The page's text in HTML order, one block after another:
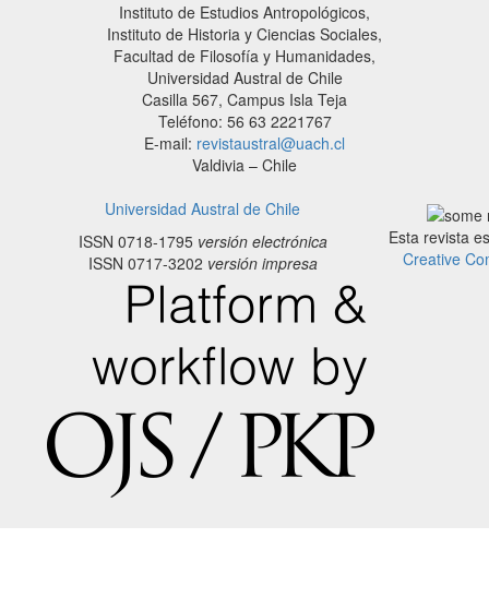
Instituto de Estudios Antropológicos,
Instituto de Historia y Ciencias Sociales,
Facultad de Filosofía y Humanidades,
Universidad Austral de Chile
Casilla 567, Campus Isla Teja
Teléfono: 56 63 2221767
E-mail: revistaustral@uach.cl
Valdivia – Chile
Universidad Austral de Chile
ISSN 0718-1795versión electrónica
ISSN 0717-3202 versión impresa
Esta revista
Creative